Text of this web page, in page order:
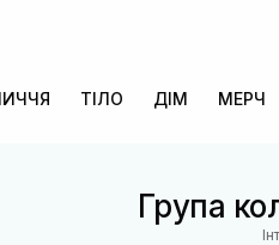
ТІЛО ДІМ МЕРЧ
Група